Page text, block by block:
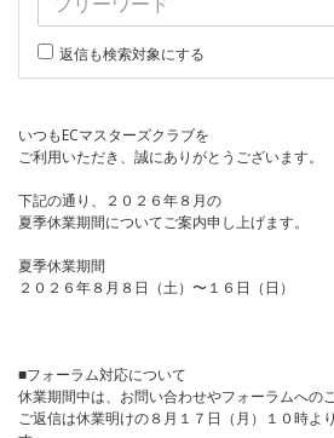
返信も検索対象にする
いつもECマスターズクラブを
ご利用いただき、誠にありがとうございます。
下記の通り、２０２６年８月の
夏季休業期間についてご案内申し上げます。
夏季休業期間
２０２６年８月８日（土）〜１６日（日）
■フォーラム対応について
休業期間中は、お問い合わせやフォーラムへの
ご返信は休業明けの８月１７日（月）１０時よ